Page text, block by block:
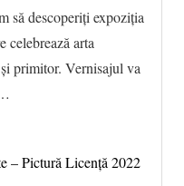
să descoperiți expoziția
celebrează arta
primitor. Vernisajul va